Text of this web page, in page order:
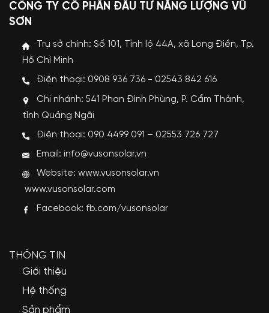
CÔNG TY CỔ PHẦN ĐẦU TƯ NĂNG LƯỢNG VŨ
SƠN
Trụ sở chính: Số 101, Tỉnh lộ 44A, xã Long Điền, Tp.
Hồ Chí Minh
Điện thoại: 0908 936 736 - 02543 842 616
Chi nhánh: 541 Phan Đình Phùng, P. Cẩm Thành,
tỉnh Quảng Ngãi
Điện thoại: 090 4499 091 – 02553 726 727
Email: info@vusonsolar.vn
Website:www.vusonsolar.vn
www.vusonsolar.com
Facebook: fb.com/vusonsolar
THÔNG TIN
Giới thiệu
Hệ thống
Sản phẩm